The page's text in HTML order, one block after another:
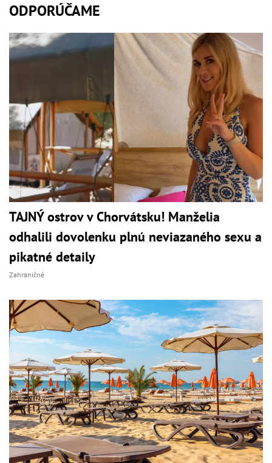
ODPORÚČAME
TAJNÝ ostrov v Chorvátsku! Manželia
odhalili dovolenku plnú neviazaného sexu a
pikatné detaily
Zahraničné